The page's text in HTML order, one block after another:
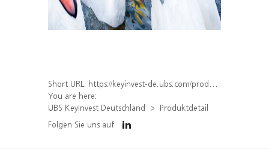
Short URL: https://keyinvest-de.ubs.com/produkt/detail/index/isin/DE000WA83C91
You are here:
UBS KeyInvest Deutschland
Produktdetail
Folgen Sie uns auf